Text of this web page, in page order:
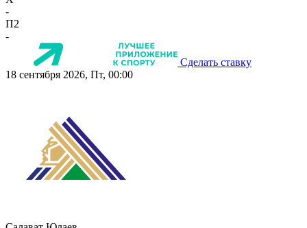
-
П2
-
Сделать ставку
18 сентября 2026, Пт, 00:00